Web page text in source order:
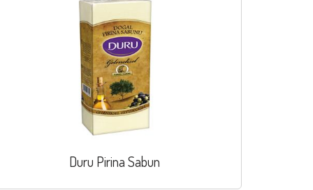
Duru Pirina Sabun